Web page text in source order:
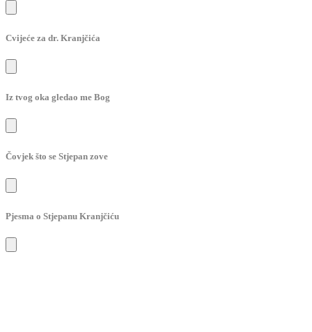
Cvijeće za dr. Kranjčića
Iz tvog oka gledao me Bog
Čovjek što se Stjepan zove
Pjesma o Stjepanu Kranjčiću